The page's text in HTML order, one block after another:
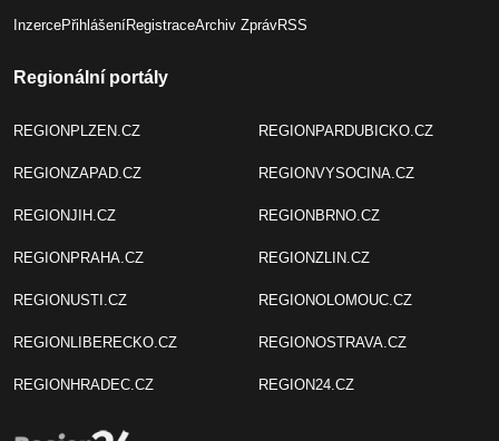
InzercePřihlášeníRegistraceArchiv ZprávRSS
Regionální portály
REGIONPLZEN.CZ
REGIONZAPAD.CZ
REGIONJIH.CZ
REGIONPRAHA.CZ
REGIONUSTI.CZ
REGIONLIBERECKO.CZ
REGIONHRADEC.CZ
REGIONPARDUBICKO.CZ
REGIONVYSOCINA.CZ
REGIONBRNO.CZ
REGIONZLIN.CZ
REGIONOLOMOUC.CZ
REGIONOSTRAVA.CZ
REGION24.CZ